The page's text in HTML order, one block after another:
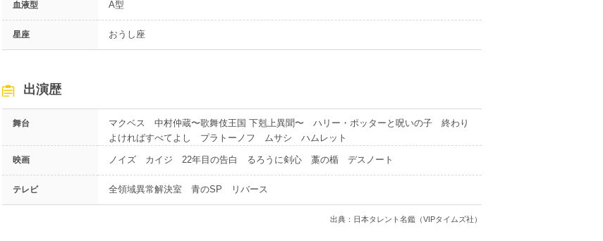
血液型 A型
星座 おうし座
出演歴
舞台
マクベス 中村仲蔵〜歌舞伎王国 下剋上異聞〜 ハリー・ポッターと呪いの子 終わり
よければすべてよし プラトーノフ ムサシ ハムレット
映画 ノイズ カイジ 22年目の告白 るろうに剣心 藁の楯 デスノート
テレビ 全領域異常解決室 青のSP リバース
出典：日本タレント名鑑（VIPタイムズ社）